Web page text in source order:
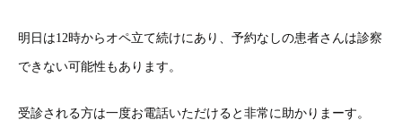
明日は12時からオペ立て続けにあり、予約なしの患者さんは診察
できない可能性もあります。
受診される方は一度お電話いただけると非常に助かりまーす。